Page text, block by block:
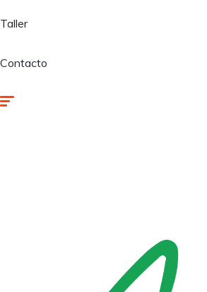
Taller
Contacto